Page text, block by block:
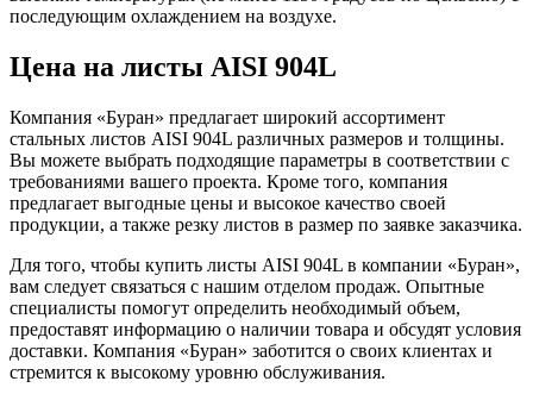
последующим охлаждением на воздухе.
Цена на листы AISI 904L
Компания «Буран» предлагает широкий ассортимент
стальных листов AISI 904L различных размеров и толщины.
Вы можете выбрать подходящие параметры в соответствии с
требованиями вашего проекта. Кроме того, компания
предлагает выгодные цены и высокое качество своей
продукции, а также резку листов в размер по заявке заказчика.
Для того, чтобы купить листы AISI 904L в компании «Буран»,
вам следует связаться с нашим отделом продаж. Опытные
специалисты помогут определить необходимый объем,
предоставят информацию о наличии товара и обсудят условия
доставки. Компания «Буран» заботится о своих клиентах и
стремится к высокому уровню обслуживания.